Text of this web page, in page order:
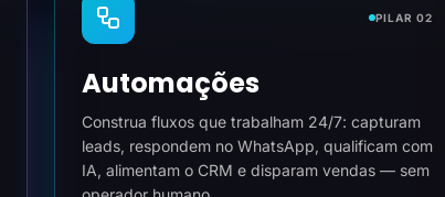
PILAR 02
Automações
Construa fluxos que trabalham 24/7: capturam
leads, respondem no WhatsApp, qualificam com
IA, alimentam o CRM e disparam vendas — sem